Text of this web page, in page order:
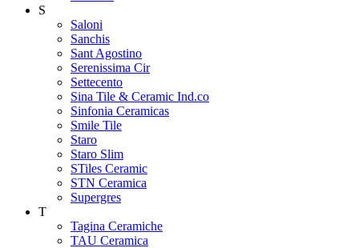
S
Saloni
Sanchis
Sant Agostino
Serenissima Cir
Settecento
Sina Tile & Ceramic Ind.co
Sinfonia Ceramicas
Smile Tile
Staro
Staro Slim
STiles Ceramic
STN Ceramica
Supergres
T
Tagina Ceramiche
TAU Ceramica